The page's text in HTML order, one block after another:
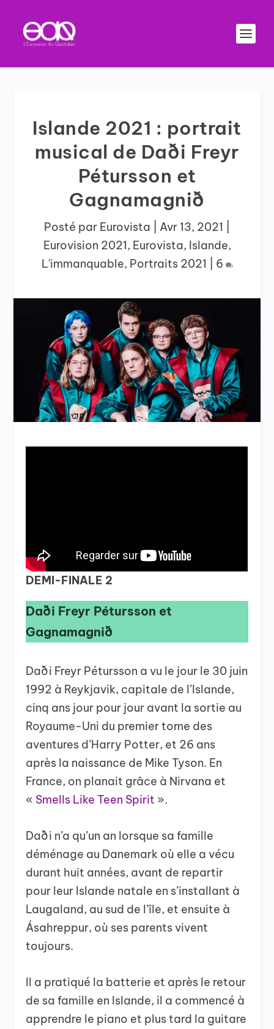
Islande 2021 : portrait
musical de Daði Freyr
Pétursson et
Gagnamagnið
Posté par Eurovista Avr 13, 2021
Eurovision 2021, Eurovista, Islande,
L'immanquable, Portraits 2021 6
DEMI-FINALE 2
Daði Freyr Pétursson et
Gagnamagnið
Daði Freyr Pétursson a vu le jour le 30 juin
1992 à Reykjavik, capitale de l’Islande,
cinq ans jour pour jour avant la sortie au
Royaume-Uni du premier tome des
aventures d’Harry Potter, et 26 ans
après la naissance de Mike Tyson. En
France, on planait grâce à Nirvana et
« Smells Like Teen Spirit ».
Daði n’a qu’un an lorsque sa famille
déménage au Danemark où elle a vécu
durant huit années, avant de repartir
pour leur Islande natale en s’installant à
Laugaland, au sud de l’île, et ensuite à
Ásahreppur, où ses parents vivent
toujours.
Il a pratiqué la batterie et après le retour
de sa famille en Islande, il a commencé à
apprendre le piano et plus tard la guitare